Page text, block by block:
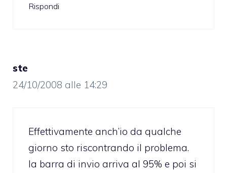
Rispondi
ste
24/10/2008 alle 14:29
Effettivamente anch’io da qualche
giorno sto riscontrando il problema.
la barra di invio arriva al 95% e poi si